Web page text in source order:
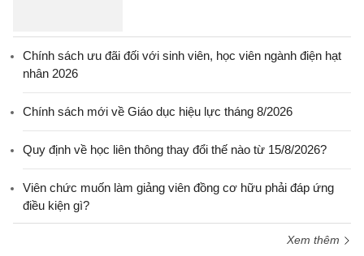
Chính sách ưu đãi đối với sinh viên, học viên ngành điện hạt
nhân 2026
Chính sách mới về Giáo dục hiệu lực tháng 8/2026
Quy định về học liên thông thay đổi thế nào từ 15/8/2026?
Viên chức muốn làm giảng viên đồng cơ hữu phải đáp ứng
điều kiện gì?
Xem thêm